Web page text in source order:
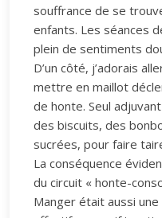
souffrance de se
enfants. Les séances
plein de sentiments
D’un côté, j’adorais
mettre en maillot
de honte. Seul
des biscuits, des
sucrées, pour faire
La conséquence
du circuit « honte-
Manger était aussi